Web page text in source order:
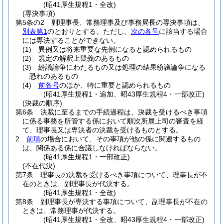
(昭41厚生規程1・全改)
(専決事項)
第5条の2
副理事長、常務理事及び事務局長の専決事項は、
別表第1のとおりとする。 ただし、 次の各号に該当する場合
には専決することができない。
(1)
異例又は将来重要な先例になると認められるもの
(2)
規定の解釈上疑義のあるもの
(3)
紛議論争にわたるもの又は処理の結果紛議論争になる
恐れのあるもの
(4)
前各号のほか、特に重要と認められるもの
(昭41厚生規程1・追加、昭43厚生規程4・一部改正)
(決裁の順序)
第6条
決裁に至るまでの手続過程は、決裁を受けるべき事項
に係る事務を所管する係において順次所属上司の審査を経
て、理事長又は専決者の決裁を受けるものとする。
2
前項の場合において、その事項が他の係に関連するもの
は、関係ある係に合議しなければならない。
(昭41厚生規程1・一部改正)
(不在代決)
第7条
理事長の決裁を受けるべき事項について、理事長が不
在のときは、副理事長が代決する。
(昭41厚生規程1・全改)
第8条
副理事長が専決する事項について、副理事長が不在の
ときは、常務理事が代決する。
(昭41厚生規程1・全改、昭43厚生規程4・一部改正)